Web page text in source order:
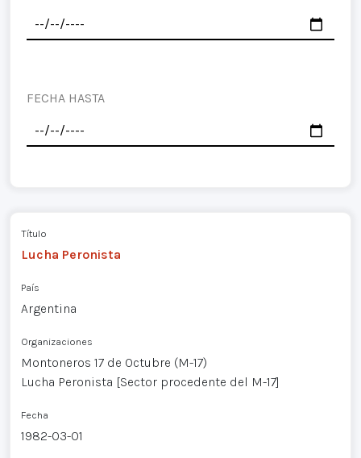
FECHA HASTA
Título
Lucha Peronista
País
Argentina
Organizaciones
Montoneros 17 de Octubre (M-17)
Lucha Peronista [Sector procedente del M-17]
Fecha
1982-03-01